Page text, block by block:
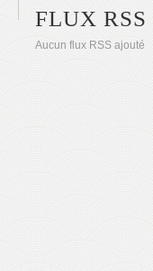
FLUX RSS
Aucun flux RSS ajouté